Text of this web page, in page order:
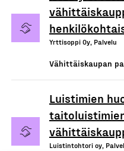
Yrttisoppi Oy, Palvelu
Vähittäiskaupan
Luistimien
Luistintohtori oy,